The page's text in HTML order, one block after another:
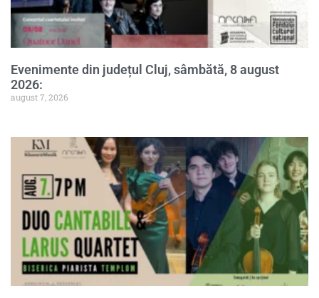
Evenimente din județul Cluj, sâmbătă, 8 august
2026:
august 7, 2026